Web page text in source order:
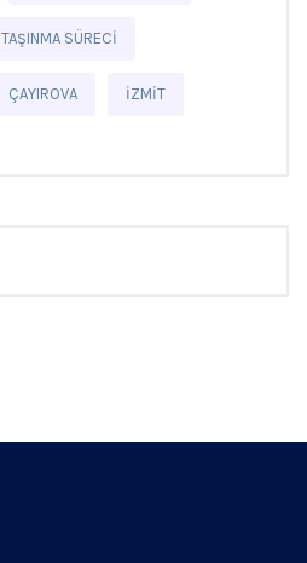
TAŞINMA SÜRECI
ÇAYIROVA İZMIT